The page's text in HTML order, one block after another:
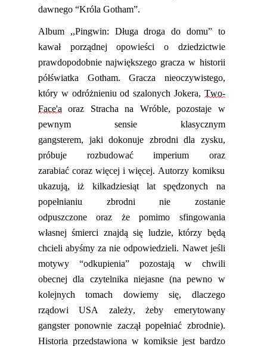
dawnego “Króla Gotham”.
Album ,,Pingwin: Długa droga do domu” to
kawał porządnejopowieści o dziedzictwie
prawdopodobnie największego gracza w historii
półświatka Gotham. Gracza nieoczywistego,
który w odróżnieniu od szalonych Jokera, Two-
Face'a oraz Stracha na Wróble, pozostaje w
pewnym sensie klasycznym
gangsterem, jaki dokonuje zbrodni dla zysku,
próbuje rozbudować imperium oraz
zarabiać coraz więcej i więcej. Autorzy komiksu
ukazują,iż kilkadziesiąt lat spędzonych na
popełnianiu zbrodni nie zostanie
odpuszczoneoraz żepomimo sfingowania
własnej śmierci znajdą się ludzie, którzy będą
chcieli abyśmy za nie odpowiedzieli. Nawet jeśli
motywy “odkupienia” pozostają w chwili
obecnej dla czytelnika niejasne (na pewno w
kolejnych tomach dowiemy się, dlaczego
rządowi USA zależy, żeby emerytowany
gangster ponownie zaczął popełniać zbrodnie).
Historia przedstawiona w komiksie jest bardzo